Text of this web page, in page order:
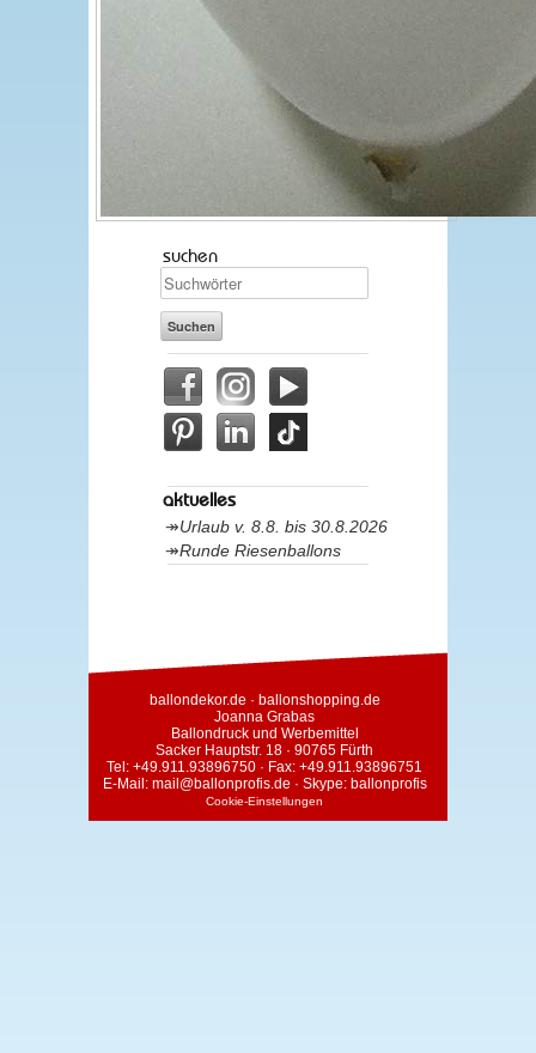
suchen
aktuelles
Urlaub v. 8.8. bis 30.8.2026
Runde Riesenballons
ballondekor.de · ballonshopping.de
Joanna Grabas
Ballondruck und Werbemittel
Sacker Hauptstr. 18 · 90765 Fürth
Tel: +49.911.93896750 · Fax: +49.911.93896751
E-Mail: mail@ballonprofis.de · Skype: ballonprofis
Cookie-Einstellungen